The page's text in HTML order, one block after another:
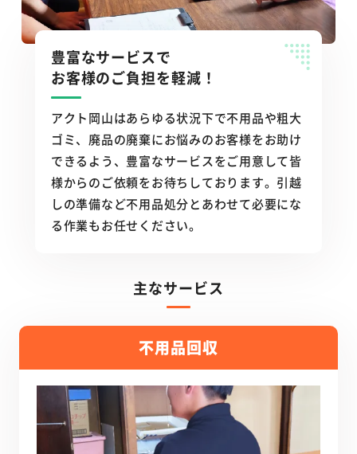
豊富なサービスで
お客様のご負担を軽減！
アクト岡山はあらゆる状況下で不用品や粗大
ゴミ、廃品の廃棄にお悩みのお客様をお助け
できるよう、豊富なサービスをご用意して皆
様からのご依頼をお待ちしております。引越
しの準備など不用品処分とあわせて必要にな
る作業もお任せください。
主なサービス
不用品回収